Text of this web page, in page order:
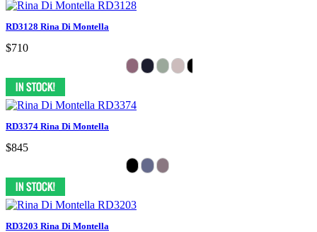
RD3128 Rina Di Montella
$710
RD3374 Rina Di Montella
$845
RD3203 Rina Di Montella